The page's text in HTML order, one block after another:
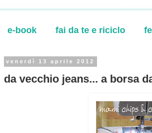
e-book fai da te e riciclo
venerdì 13 aprile 2012
da vecchio jeans... a borsa